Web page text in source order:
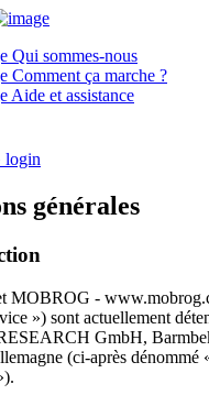
Qui sommes-nous
Comment ça marche ?
Aide et assistance
générales
MOBROG -
») sont actuellement
GmbH,
(ci-après